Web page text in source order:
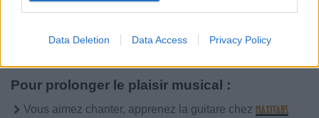
Data Deletion Data Access Privacy Policy
Commentaires
Pour prolonger le plaisir musical :
Vous aimez chanter, apprenez la guitare chez